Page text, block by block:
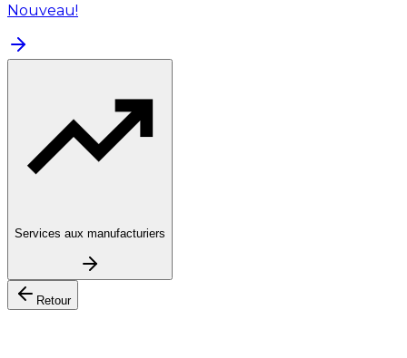
Nouveau!
Services aux manufacturiers
Retour